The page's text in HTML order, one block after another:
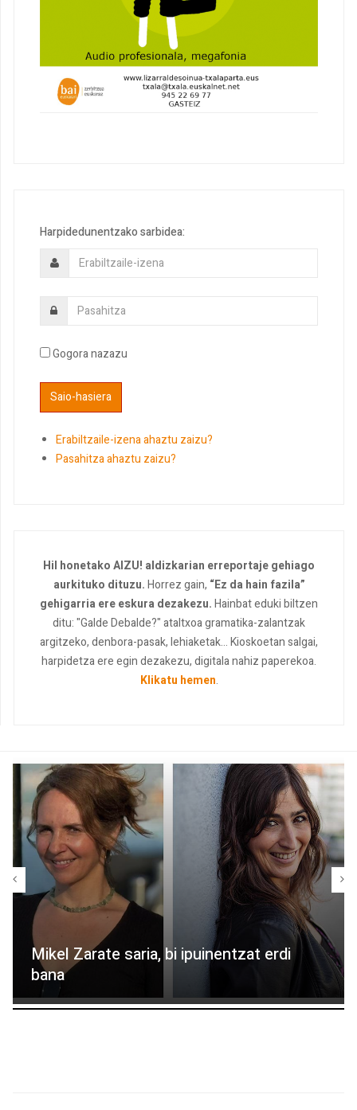
Harpidedunentzako sarbidea:
Gogora nazazu
Erabiltzaile-izena ahaztu zaizu?
Pasahitza ahaztu zaizu?
Hil honetako AIZU! aldizkarian erreportaje gehiago
aurkituko dituzu.Horrez gain, “Ez da hain fazila”
gehigarria ere eskura dezakezu.Hainbat eduki biltzen
ditu: "Galde Debalde?" ataltxoa gramatika-zalantzak
argitzeko, denbora-pasak, lehiaketak... Kioskoetan salgai,
harpidetza ere egin dezakezu, digitala nahiz paperekoa.
Klikatu hemen.
Mikel Zarate saria, bi ipuinentzat erdi
bana